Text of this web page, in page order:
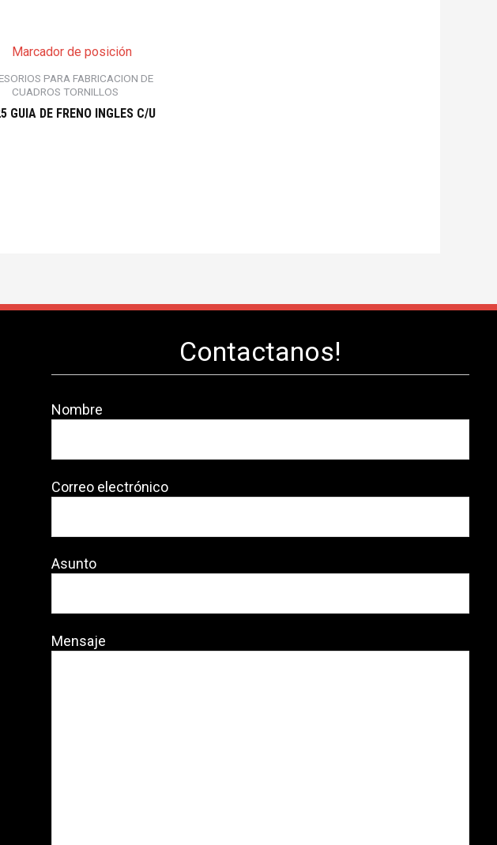
PARA FABRICACION DE
CUADROS TORNILLOS
GUIA DE FRENO INGLES C/U
Contactanos!
Nombre
Correo electrónico
Asunto
Mensaje